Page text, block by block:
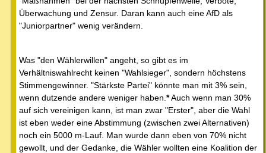
Überwachung und Zensur. Daran kann auch eine AfD als
"Juniorpartner" wenig verändern.
Was "den Wählerwillen" angeht, so gibt es im
Verhältniswahlrecht keinen "Wahlsieger", sondern höchstens
Stimmengewinner. "Stärkste Partei" könnte man mit 3% sein,
wenn dutzende andere weniger haben. *Auch wenn man 30%
auf sich vereinigen kann, ist man zwar "Erster", aber die Wahl
ist eben weder eine Abstimmung (zwischen zwei Alternativen)
noch ein 5000 m-Lauf. Man wurde dann eben von 70% nicht
gewollt, und der Gedanke, die Wähler wollten eine Koalition der